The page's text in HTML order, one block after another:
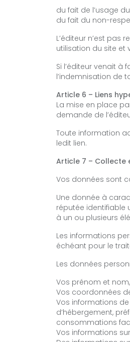
du fait de l’usage
du fait du non-
L’éditeur n’est
utilisation du site et
Si l’éditeur venait
l’indemnisation de
Article 6 – Liens
La mise en place
demande de
Toute information
ledit lien.
Article 7 – Collecte
Vos données sont
Une donnée à
réputée identifiable
à un ou plusieurs
Les informations
échéant pour le
Les données
Vos prénom et
Vos coordonnées
Vos informations
d’hébergement,
consommations
Vos informations